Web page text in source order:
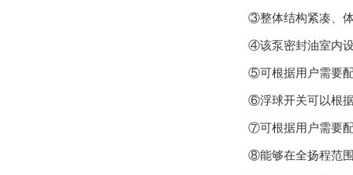
③整体结构紧凑、
④该泵密封油室内
⑤可根据用户需要
⑥浮球开关可以根
⑦可根据用户需要
⑧能够在全扬程范